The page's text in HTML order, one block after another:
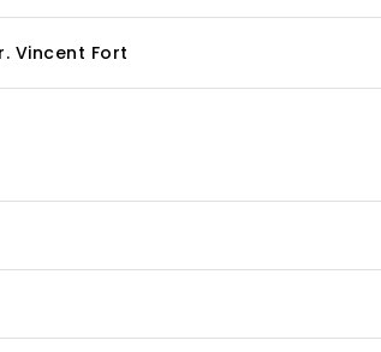
Vincent Fort